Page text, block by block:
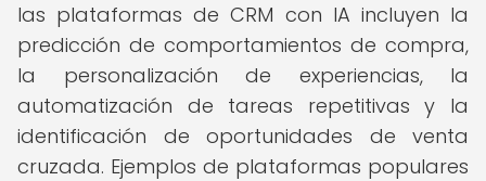
las plataformas de CRM con IA incluyen la
predicción de comportamientos de compra,
la personalización de experiencias, la
automatización de tareas repetitivas y la
identificación de oportunidades de venta
cruzada. Ejemplos de plataformas populares